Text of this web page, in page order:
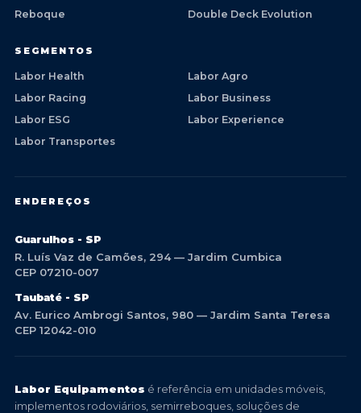
Reboque
Double Deck Evolution
SEGMENTOS
Labor Health
Labor Agro
Labor Racing
Labor Business
Labor ESG
Labor Experience
Labor Transportes
ENDEREÇOS
Guarulhos - SP
R. Luís Vaz de Camões, 294 — Jardim Cumbica
CEP 07210-007
Taubaté - SP
Av. Eurico Ambrogi Santos, 980 — Jardim Santa Teresa
CEP 12042-010
Labor Equipamentos é referência em unidades móveis,
implementos rodoviários, semirreboques, soluções de